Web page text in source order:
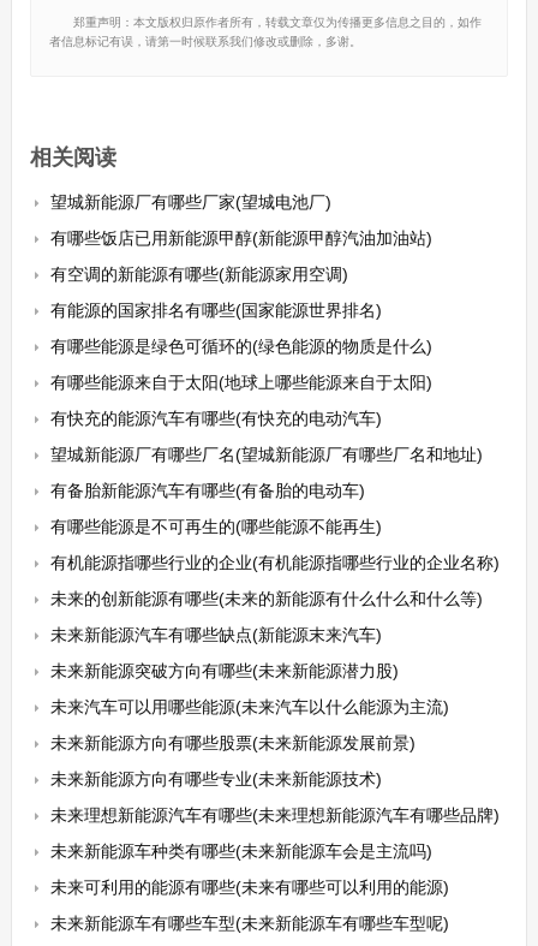
郑重声明：本文版权归原作者所有，转载文章仅为传播更多信息之目的，如作
者信息标记有误，请第一时候联系我们修改或删除，多谢。
相关阅读
望城新能源厂有哪些厂家(望城电池厂)
有哪些饭店已用新能源甲醇(新能源甲醇汽油加油站)
有空调的新能源有哪些(新能源家用空调)
有能源的国家排名有哪些(国家能源世界排名)
有哪些能源是绿色可循环的(绿色能源的物质是什么)
有哪些能源来自于太阳(地球上哪些能源来自于太阳)
有快充的能源汽车有哪些(有快充的电动汽车)
望城新能源厂有哪些厂名(望城新能源厂有哪些厂名和地址)
有备胎新能源汽车有哪些(有备胎的电动车)
有哪些能源是不可再生的(哪些能源不能再生)
有机能源指哪些行业的企业(有机能源指哪些行业的企业名称)
未来的创新能源有哪些(未来的新能源有什么什么和什么等)
未来新能源汽车有哪些缺点(新能源末来汽车)
未来新能源突破方向有哪些(未来新能源潜力股)
未来汽车可以用哪些能源(未来汽车以什么能源为主流)
未来新能源方向有哪些股票(未来新能源发展前景)
未来新能源方向有哪些专业(未来新能源技术)
未来理想新能源汽车有哪些(未来理想新能源汽车有哪些品牌)
未来新能源车种类有哪些(未来新能源车会是主流吗)
未来可利用的能源有哪些(未来有哪些可以利用的能源)
未来新能源车有哪些车型(未来新能源车有哪些车型呢)